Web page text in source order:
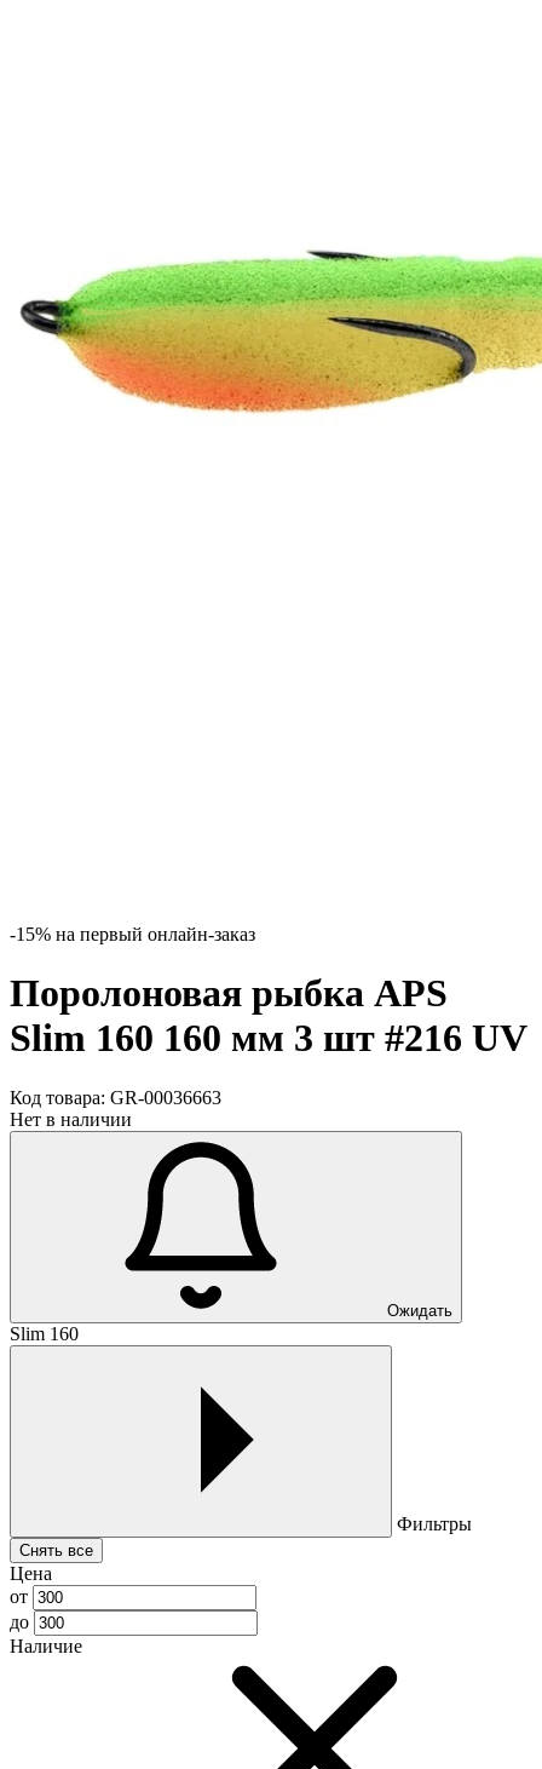
-15% на первый онлайн-заказ
Поролоновая рыбка APS
Slim 160 160 мм 3 шт #216 UV
Код товара: GR-00036663
Нет в наличии
Ожидать
Slim 160
Фильтры
Снять все
Цена
от
до
Наличие